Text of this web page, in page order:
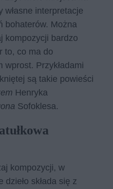
własne interpretacje
bohaterów. Można
kompozycji bardzo
to, co ma do
wprost. Przykładami
są takie powieści
Henryka
Sofoklesa.
kompozycji, w
składa się z